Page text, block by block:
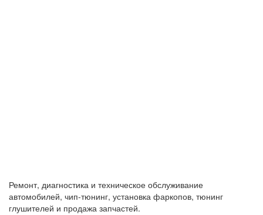
Ремонт, диагностика и техническое обслуживание
автомобилей, чип-тюнинг, установка фаркопов, тюнинг
глушителей и продажа запчастей.